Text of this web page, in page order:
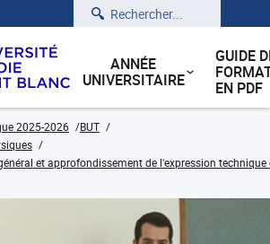
Rechercher
ANNÉE
UNIVERSITAIRE
GUIDE
EN PDF
2025-2026
BUT
et approfondissement de l'expression